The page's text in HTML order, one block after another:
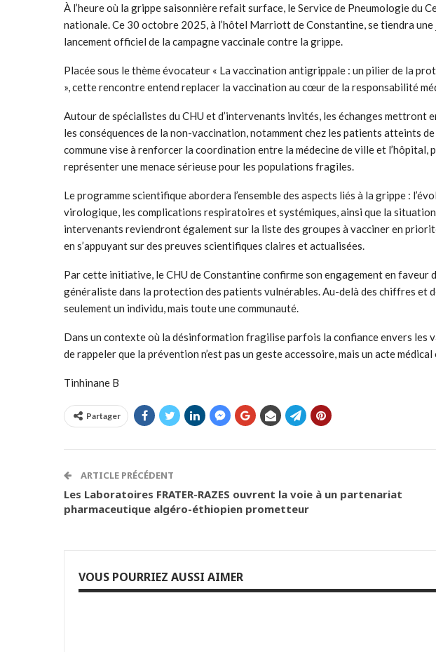
À l’heure où la grippe saisonnière refait surface, le Service de Pneumologie
nationale. Ce 30 octobre 2025, à l’hôtel Marriott de Constantine, se tiendra
lancement officiel de la campagne vaccinale contre la grippe.
Placée sous le thème évocateur « La vaccination antigrippale : un pilier de la
», cette rencontre entend replacer la vaccination au cœur de la responsabilité
Autour de spécialistes du CHU et d’intervenants invités, les échanges mettront
les conséquences de la non-vaccination, notamment chez les patients atteints
commune vise à renforcer la coordination entre la médecine de ville et
représenter une menace sérieuse pour les populations fragiles.
Le programme scientifique abordera l’ensemble des aspects liés à la grippe :
virologique, les complications respiratoires et systémiques, ainsi que la
intervenants reviendront également sur la liste des groupes à vacciner en
en s’appuyant sur des preuves scientifiques claires et actualisées.
Par cette initiative, le CHU de Constantine confirme son engagement en faveur
généraliste dans la protection des patients vulnérables. Au-delà des chiffres et
seulement un individu, mais toute une communauté.
Dans un contexte où la désinformation fragilise parfois la confiance envers les
de rappeler que la prévention n’est pas un geste accessoire, mais un acte
Tinhinane B
Partager
ARTICLE PRÉCÉDENT
Les Laboratoires FRATER-RAZES ouvrent la voie à un partenariat
pharmaceutique algéro-éthiopien prometteur
VOUS POURRIEZ AUSSI AIMER